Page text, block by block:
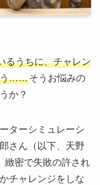
るうちに、チャレン
う……そうお悩みの
か？
ターシミュレーシ
さん（以下、天野
緻密で失敗の許され
チャレンジをしな